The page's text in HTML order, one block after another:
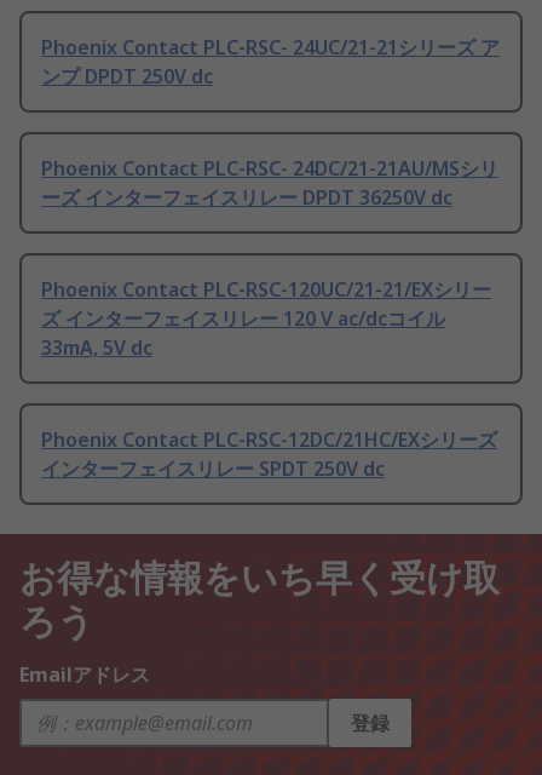
Phoenix Contact PLC-RSC- 24UC/21-21シリーズ ア
ンプ DPDT 250V dc
Phoenix Contact PLC-RSC- 24DC/21-21AU/MSシリ
ーズ インターフェイスリレー DPDT 36250V dc
Phoenix Contact PLC-RSC-120UC/21-21/EXシリー
ズ インターフェイスリレー 120 V ac/dcコイル
33mA, 5V dc
Phoenix Contact PLC-RSC-12DC/21HC/EXシリーズ
インターフェイスリレー SPDT 250V dc
お得な情報をいち早く受け取
ろう
Emailアドレス
登録